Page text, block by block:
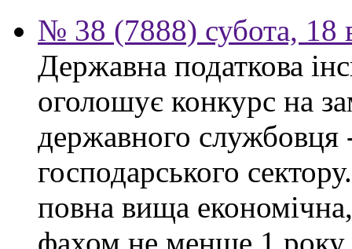
№ 38 (7888) субота, 18
Державна податкова
оголошує конкурс на
державного службовця
господарського
повна вища
фахом не менше 1